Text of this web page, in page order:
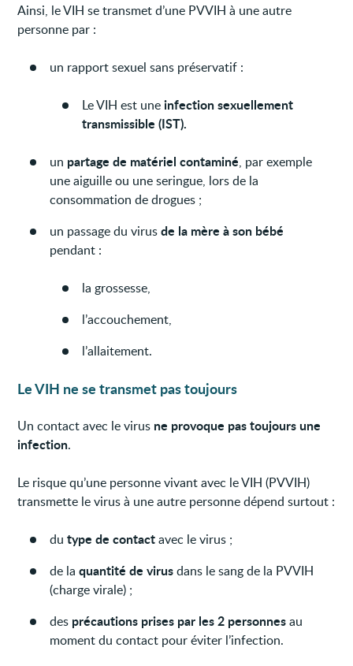
Ainsi, le VIH se transmet d’une PVVIH à une autre
personne par :
un rapport sexuel sans préservatif :
Le VIH est uneinfection sexuellement
transmissible (IST).
un partage de matériel contaminé, par exemple
une aiguille ou une seringue, lors de la
consommation de drogues ;
un passage du virusde la mère à son bébé
pendant :
la grossesse,
l’accouchement,
l’allaitement.
Le VIH ne se transmet pas toujours
Un contact avec le virus ne provoque pas toujours une
infection.
Le risque qu’une personne vivant avec le VIH (PVVIH)
transmette le virus à une autre personne dépend surtout :
dutype de contactavec le virus ;
de laquantité de virusdans le sang de la PVVIH
(charge virale) ;
des précautions prises par les 2 personnesau
moment du contact pour éviter l’infection.